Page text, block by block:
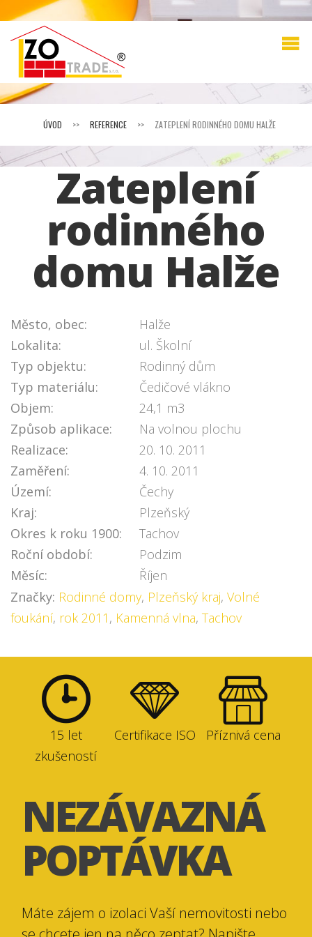
ÚVOD >> REFERENCE >> ZATEPLENÍ RODINNÉHO DOMU HALŽE
Zateplení
rodinného
domu Halže
Město, obec:
Halže
Lokalita:
ul. Školní
Typ objektu:
Rodinný dům
Typ materiálu:
Čedičové vlákno
Objem:
24,1 m3
Způsob aplikace:
Na volnou plochu
Realizace:
20. 10. 2011
Zaměření:
4. 10. 2011
Území:
Čechy
Kraj:
Plzeňský
Okres k roku 1900:
Tachov
Roční období:
Podzim
Měsíc:
Říjen
Značky: Rodinné domy, Plzeňský kraj, Volné
foukání, rok 2011 , Kamenná vlna, Tachov
15 let
zkušeností
Certifikace ISO Příznivá cena
NEZÁVAZNÁ
POPTÁVKA
Máte zájem o izolaci Vaší nemovitosti nebo